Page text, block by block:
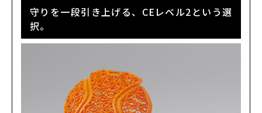
守りを一段引き上げる、CEレベル2という選
択。